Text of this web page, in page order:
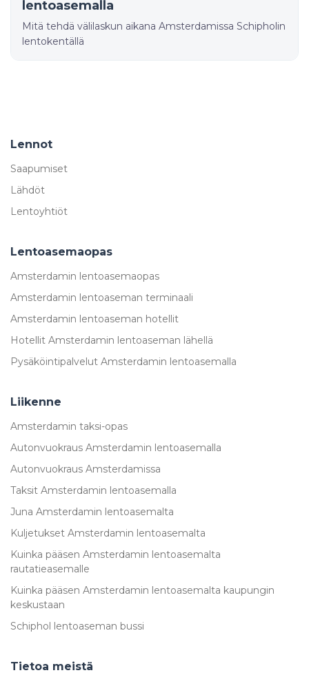
lentoasemalla
Mitä tehdä välilaskun aikana Amsterdamissa Schipholin
lentokentällä
Lennot
Saapumiset
Lähdöt
Lentoyhtiöt
Lentoasemaopas
Amsterdamin lentoasemaopas
Amsterdamin lentoaseman terminaali
Amsterdamin lentoaseman hotellit
Hotellit Amsterdamin lentoaseman lähellä
Pysäköintipalvelut Amsterdamin lentoasemalla
Liikenne
Amsterdamin taksi-opas
Autonvuokraus Amsterdamin lentoasemalla
Autonvuokraus Amsterdamissa
Taksit Amsterdamin lentoasemalla
Juna Amsterdamin lentoasemalta
Kuljetukset Amsterdamin lentoasemalta
Kuinka pääsen Amsterdamin lentoasemalta
rautatieasemalle
Kuinka pääsen Amsterdamin lentoasemalta kaupungin
keskustaan
Schiphol lentoaseman bussi
Tietoa meistä